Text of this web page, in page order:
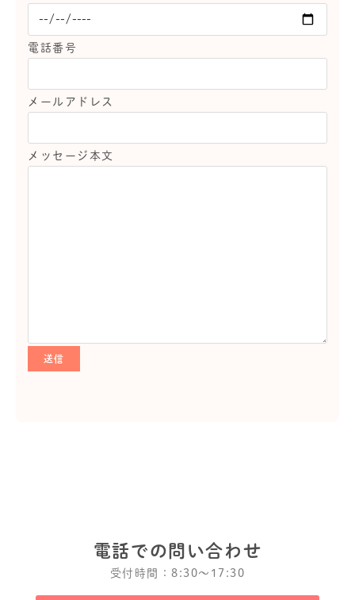
電話番号
メールアドレス
メッセージ本文
電話での問い合わせ
受付時間：8:30〜17:30